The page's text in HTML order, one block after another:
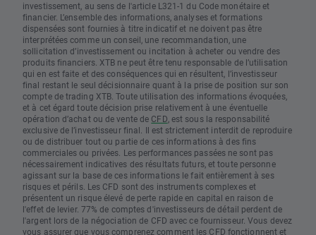
investissement, au sens de l'article L321-1 du Code monétaire et
financier. L’ensemble des informations, analyses et formations
dispensées sont fournies à titre indicatif et ne doivent pas être
interprétées comme un conseil, une recommandation, une
sollicitation d’investissement ou incitation à acheter ou vendre des
produits financiers. XTB ne peut être tenu responsable de l’utilisation
qui en est faite et des conséquences qui en résultent, l’investisseur
final restant le seul décisionnaire quant à la prise de position sur son
compte de trading XTB. Toute utilisation des informations évoquées,
et à cet égard toute décision prise relativement à une éventuelle
opération d’achat ou de vente de CFD, est sous la responsabilité
exclusive de l’investisseur final. Il est strictement interdit de reproduire
ou de distribuer tout ou partie de ces informations à des fins
commerciales ou privées. Les performances passées ne sont pas
nécessairement indicatives des résultats futurs, et toute personne
agissant sur la base de ces informations le fait entièrement à ses
risques et périls. Les CFD sont des instruments complexes et
présentent un risque élevé de perte rapide en capital en raison de
l'effet de levier. 77% de comptes d'investisseurs de détail perdent de
l'argent lors de la négociation de CFD avec ce fournisseur. Vous devez
vous assurer que vous comprenez comment les CFD fonctionnent et